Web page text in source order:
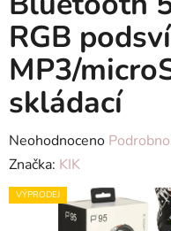
RGB
MP3/
skládací
Průměrné
hodnocení
produktu
Neohodnoceno
Značka: KIK
VÝPRODEJ